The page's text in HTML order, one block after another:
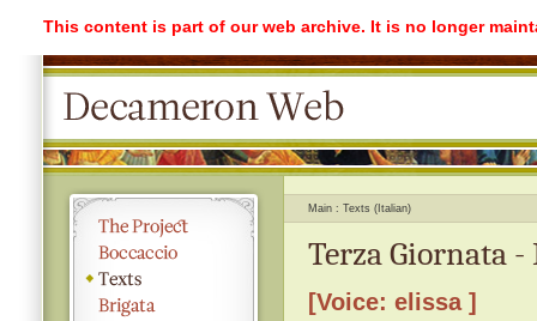
This content is part of our web archive. It is no longer
Main Texts (Italian)
Terza Giornata
[Voice: elissa ]